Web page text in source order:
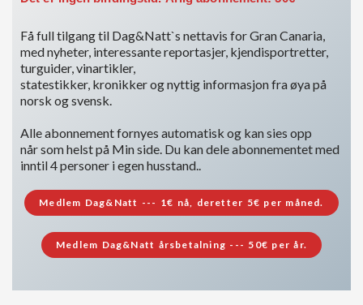
Få full tilgang til Dag&Natt`s nettavis for Gran Canaria,
med nyheter, interessante reportasjer, kjendisportretter,
turguider, vinartikler,
statestikker, kronikker og nyttig informasjon fra øya på
norsk og svensk.
Alle abonnement fornyes automatisk og kan sies opp
når som helst på Min side. Du kan dele abonnementet med
inntil 4 personer i egen husstand..
Medlem Dag&Natt --- 1€ nå, deretter 5€ per måned.
Medlem Dag&Natt årsbetalning --- 50€ per år.